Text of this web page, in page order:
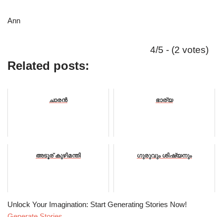
Ann
4/5 - (2 votes)
Related posts:
ചാരൻ ഭാര്യ
അടൂര് കുഴിമന്തി ഗുരുവും ശിഷ്യനും
Unlock Your Imagination: Start Generating Stories Now!